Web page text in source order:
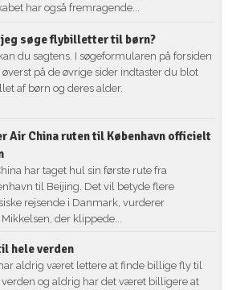
har også fremragende...
jeg søge flybilletter til børn?
du sagtens. I søgeformularen på forsiden
på de øvrige sider indtaster du blot
af børn og deres alder.
Air China ruten til København officielt
har taget hul sin første rute fra
til Beijing. Det vil betyde flere
rejsende i Danmark, vurderer
der klippede...
hele verden
aldrig været lettere at finde billige fly til
verden og aldrig har det været billigere at